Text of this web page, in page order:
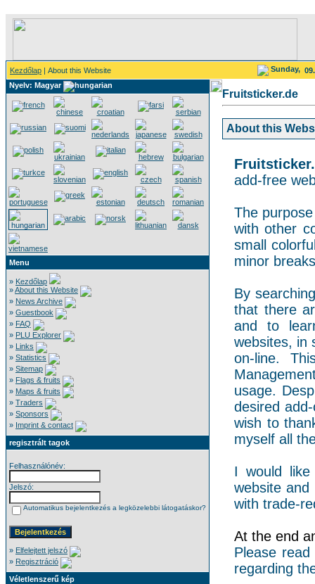
Kezdőlap | About this Website Sunday,
Nyelv: Magyar
Menu
» Kezdőlap
»About this Website
» News Archive
» Guestbook
» FAQ
» PLU Explorer
» Links
» Statistics
» Sitemap
» Flags & fruits
» Maps & fruits
» Traders
» Sponsors
» Imprint & contact
regisztrált tagok
Felhasználónév:
Jelszó:
Automatikus bejelentkezés a legközelebbi látogatáskor?
» Elfelejtett jelszó
» Regisztráció
Véletlenszerű kép
Fruitsticker.de
About this
add-free
The
with other
small
minor
By
that there
and to
websites, in
on-line.
usage.
desired
wish to
myself all
I would
website
with trade-
At the end
Please
regarding